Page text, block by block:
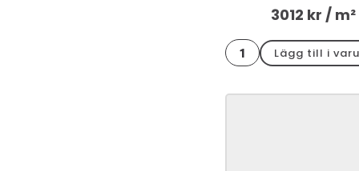
hörnkit
3012 kr / m²
Xt20
woodlike
dark
30x60x2
Lägg till i